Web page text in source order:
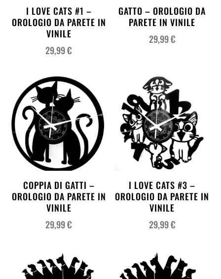
I LOVE CATS #1 –
OROLOGIO DA PARETE IN
VINILE
29,99€
GATTO – OROLOGIO DA
PARETE IN VINILE
29,99€
COPPIA DI GATTI –
OROLOGIO DA PARETE IN
VINILE
29,99€
I LOVE CATS #3 –
OROLOGIO DA PARETE IN
VINILE
29,99€